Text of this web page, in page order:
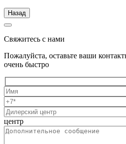
Назад
Свяжитесь с нами
Пожалуйста, оставьте ваши
очень быстро
центр